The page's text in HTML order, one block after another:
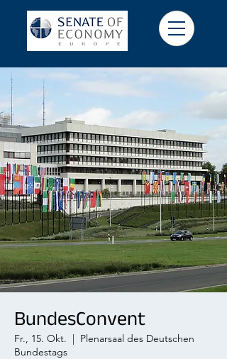
BundesConvent
Fr., 15. Okt.
  |
Plenarsaal des Deutschen
Bundestags